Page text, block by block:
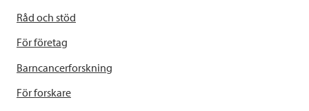
Råd och stöd
För företag
Barncancerforskning
För forskare